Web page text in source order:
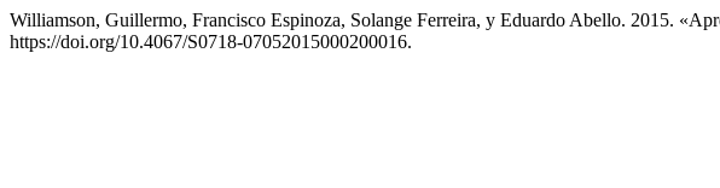
Williamson, Guillermo, Francisco Espinoza, Solange Ferreira, y Eduardo Abello. 2015.
https://doi.org/10.4067/S0718-07052015000200016.